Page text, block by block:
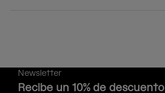
Newsletter
Recibe un 10% de descuento